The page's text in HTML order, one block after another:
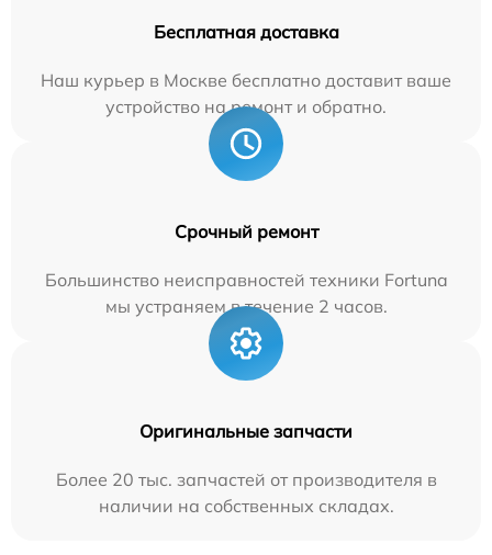
Бесплатная доставка
Наш курьер в Москве бесплатно доставит ваше
устройство на ремонт и обратно.
Срочный ремонт
Большинство неисправностей техники Fortuna
мы устраняем в течение 2 часов.
Оригинальные запчасти
Более 20 тыс. запчастей от производителя в
наличии на собственных складах.